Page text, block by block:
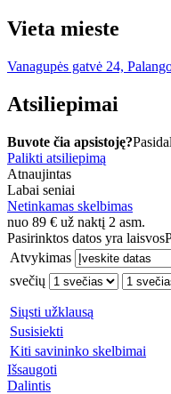
Vieta mieste
Vanagupės gatvė 24,
Atsiliepimai
Buvote čia apsistoję?
Palikti atsiliepimą
Atnaujintas
Labai seniai
Netinkamas skelbimas
nuo 89 € už naktį 2 asm.
Pasirinktos datos yra laisvos
Atvykimas
svečių
Siųsti užklausą
Susisiekti
Kiti savininko skelbimai
Išsaugoti
Dalintis